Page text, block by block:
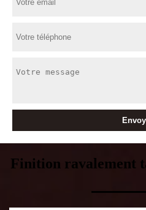
Finition ravalement